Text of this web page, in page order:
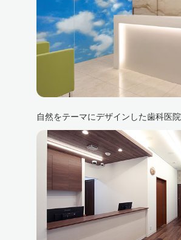
自然をテーマにデザインした歯科医院